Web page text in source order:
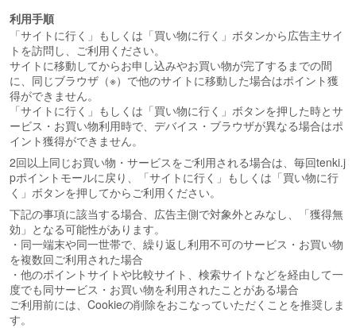
利用手順
「サイトに行く」もしくは「買い物に行く」ボタンから広告主サイ
トを訪問し、ご利用ください。
サイトに移動してからお申し込みやお買い物が完了するまでの間
に、同じブラウザ（※）で他のサイトに移動した場合はポイント獲
得ができません。
「サイトに行く」もしくは「買い物に行く」ボタンを押した時とサ
ービス・お買い物利用時で、デバイス・ブラウザが異なる場合はポ
イント獲得ができません。
2回以上同じお買い物・サービスをご利用される場合は、毎回tenki.j
pポイントモールに戻り、「サイトに行く」もしくは「買い物に行
く」ボタンを押してからご利用ください。
下記の事項に該当する場合、広告主側で対象外とみなし、「獲得無
効」となる可能性があります。
・同一端末や同一世帯で、繰り返し利用不可のサービス・お買い物
を複数回ご利用された場合
・他のポイントサイトや比較サイト、検索サイトなどを経由して一
度でも同サービス・お買い物を利用されたことがある場合
ご利用前には、Cookieの削除をおこなっていただくことを推奨しま
す。